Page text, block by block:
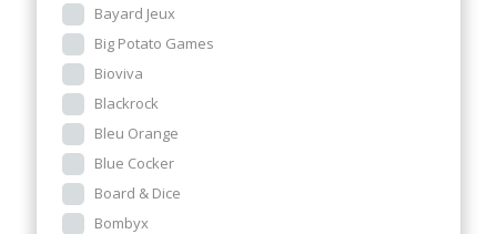
Bayard Jeux
Big Potato Games
Bioviva
Blackrock
Bleu Orange
Blue Cocker
Board & Dice
Bombyx